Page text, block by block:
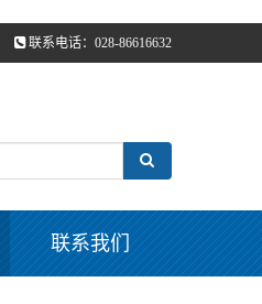
联系电话：028-86616632
联系我们